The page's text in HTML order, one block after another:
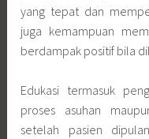
yang tepat dan
juga kemampuan
berdampak positif bila
Edukasi termasuk
proses asuhan
setelah pasien